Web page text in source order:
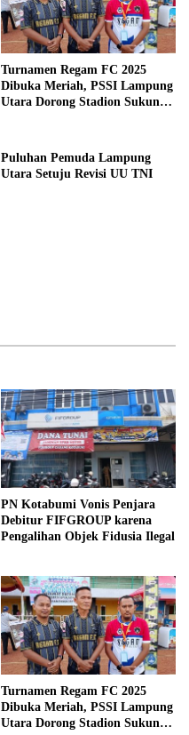
Turnamen Regam FC 2025
Dibuka Meriah, PSSI Lampung
Utara Dorong Stadion Sukung
Puluhan Pemuda Lampung
Utara Setuju Revisi UU TNI
PN Kotabumi Vonis Penjara
Debitur FIFGROUP karena
Pengalihan Objek Fidusia Ilegal
Turnamen Regam FC 2025
Dibuka Meriah, PSSI Lampung
Utara Dorong Stadion Sukung